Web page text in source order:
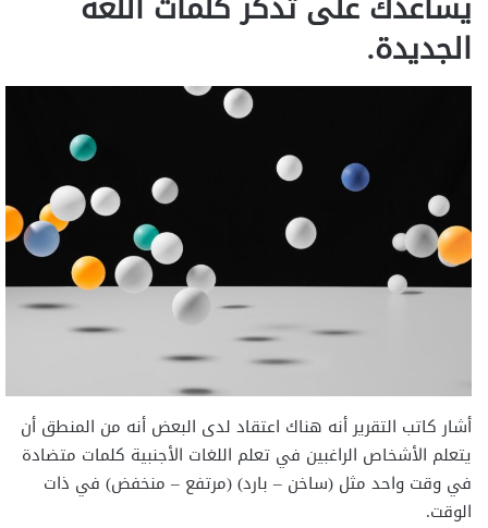
الجديدة.
أشار كاتب التقرير أنه هناك اعتقاد لدى البعض أنه من المنطق أن
يتعلم الأشخاص الراغبين في تعلم اللغات الأجنبية كلمات متضادة
في وقت واحد مثل (ساخن – بارد) (مرتفع – منخفض) في ذات
الوقت.